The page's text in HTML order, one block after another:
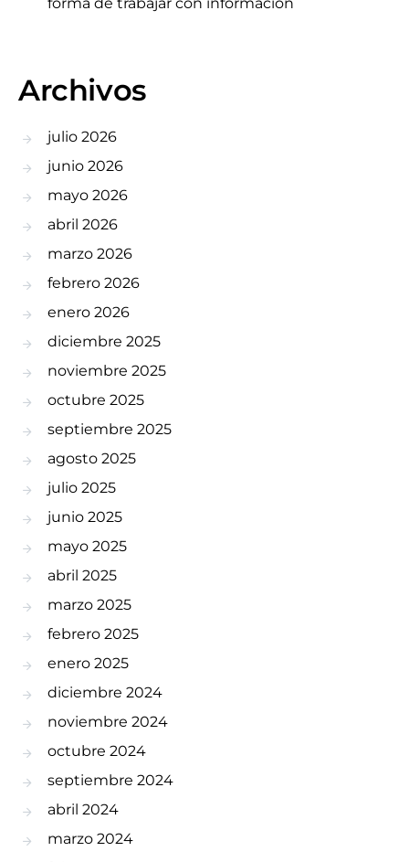
Archivos
julio 2026
junio 2026
mayo 2026
abril 2026
marzo 2026
febrero 2026
enero 2026
diciembre 2025
noviembre 2025
octubre 2025
septiembre 2025
agosto 2025
julio 2025
junio 2025
mayo 2025
abril 2025
marzo 2025
febrero 2025
enero 2025
diciembre 2024
noviembre 2024
octubre 2024
septiembre 2024
abril 2024
marzo 2024